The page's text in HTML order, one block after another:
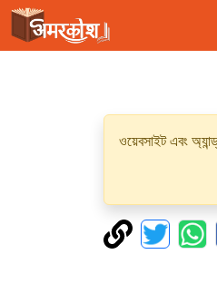
ওয়েবসাইট এবং